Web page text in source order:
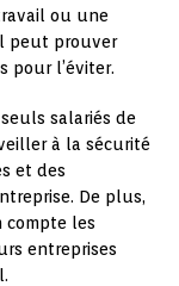
ou une
peut prouver
pour l’éviter.
salariés de
à la sécurité
et des
De plus,
compte les
entreprises